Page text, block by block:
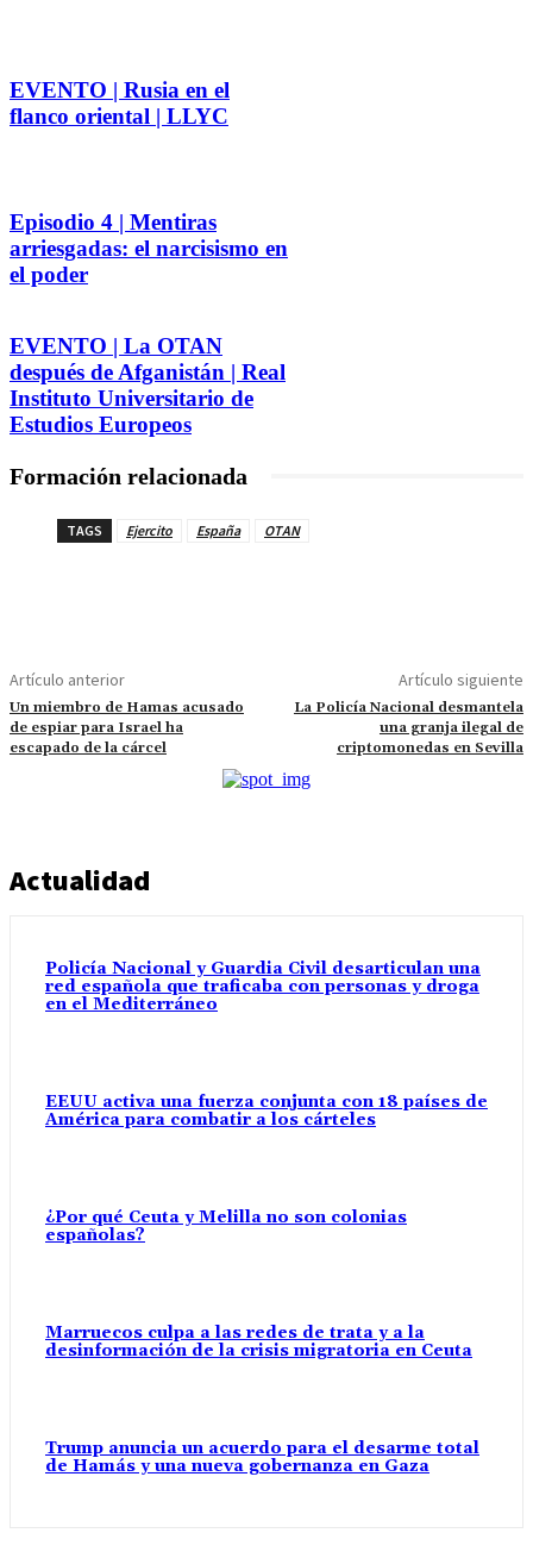
EVENTO | Rusia en el
flanco oriental | LLYC
Episodio 4 | Mentiras
arriesgadas: el narcisismo en
el poder
EVENTO | La OTAN
después de Afganistán | Real
Instituto Universitario de
Estudios Europeos
Formación relacionada
TAGS Ejercito España OTAN
Artículo anterior
Un miembro de Hamas acusado
de espiar para Israel ha
escapado de la cárcel
Artículo siguiente
La Policía Nacional desmantela
una granja ilegal de
criptomonedas en Sevilla
Actualidad
Policía Nacional y Guardia Civil desarticulan una
red española que traficaba con personas y droga
en el Mediterráneo
EEUU activa una fuerza conjunta con 18 países de
América para combatir a los cárteles
¿Por qué Ceuta y Melilla no son colonias
españolas?
Marruecos culpa a las redes de trata y a la
desinformación de la crisis migratoria en Ceuta
Trump anuncia un acuerdo para el desarme total
de Hamás y una nueva gobernanza en Gaza